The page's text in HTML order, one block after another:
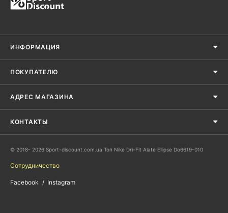
ИНФОРМАЦИЯ
ПОКУПАТЕЛЮ
АДРЕС МАГАЗИНА
КОНТАКТЫ
© 2018- 2026 Sport-discount.com.ua Топ Nike Dri-Fit Alate Ellipse Do6619-010
Сотрудничество
Facebook Instagram